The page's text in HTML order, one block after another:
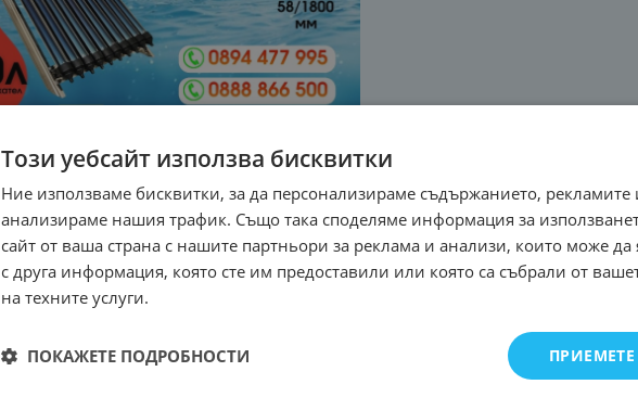
Този уебсайт използва бисквитки
Ние използваме бисквитки, за да персонализираме съдържанието, рекламите
анализираме нашия трафик. Също така споделяме информация за
сайт от ваша страна с нашите партньори за реклама и анализи, които може
с друга информация, която сте им предоставили или която са събрали от
на техните услуги.
ПОКАЖЕТЕ ПОДРОБНОСТИ